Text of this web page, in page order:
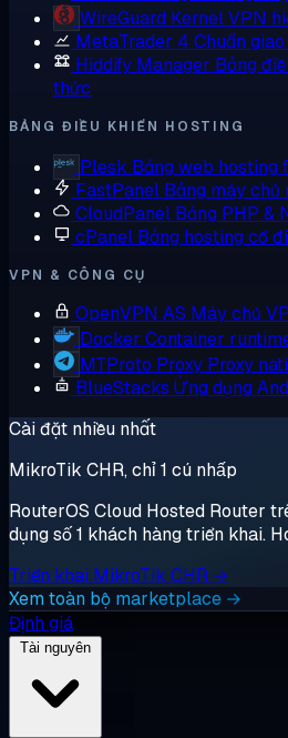
WireGuard Kernel VPN
MetaTrader 4 Chuẩn
Hiddify Manager Bảng
thức
BẢNG ĐIỀU KHIỂN HOSTING
Plesk Bảng web
FastPanel Bảng máy chủ
CloudPanel Bảng PHP &
cPanel Bảng hosting cổ
VPN & CÔNG CỤ
OpenVPN AS Máy chủ
Docker Container
MTProto Proxy Proxy
BlueStacks Ứng dụng
Cài đặt nhiều nhất
MikroTik CHR, chỉ 1 cú nhấp
RouterOS Cloud Hosted Router
dụng số 1 khách hàng triển khai.
Triển khai MikroTik CHR →
Xem toàn bộ marketplace →
Định giá